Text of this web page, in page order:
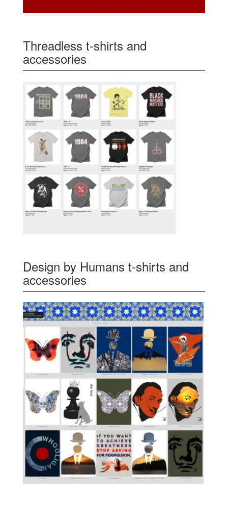
Threadless t-shirts and
accessories
Design by Humans t-shirts and
accessories